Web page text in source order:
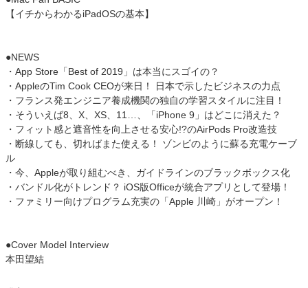
【イチからわかるiPadOSの基本】
●NEWS
・App Store「Best of 2019」は本当にスゴイの？
・AppleのTim Cook CEOが来日！ 日本で示したビジネスの力点
・フランス発エンジニア養成機関の独自の学習スタイルに注目！
・そういえば8、X、XS、11…、「iPhone 9」はどこに消えた？
・フィット感と遮音性を向上させる安心!?のAirPods Pro改造技
・断線しても、切ればまた使える！ ゾンビのように蘇る充電ケーブ
ル
・今、Appleが取り組むべき、ガイドラインのブラックボックス化
・バンドル化がトレンド？ iOS版Officeが統合アプリとして登場！
・ファミリー向けプログラム充実の「Apple 川崎」がオープン！
●Cover Model Interview
本田望結